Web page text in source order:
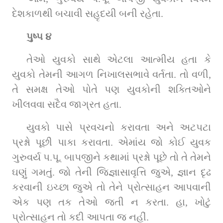
દેશકાળથી બચાવી સહૃદયી બની રહેતા.
પુષ્પ ૪
તેઓ યુવકો સાથે એટલા આત્મીય હતા કે
યુવકો તેમની આગળ નિખાલસભાવે વર્તતા. તો વળી,
તે સમક્ષ તેઓ પોતે પણ યુવકોની શક્તિઓને
ખીલવવા સદૈવ જાગ્રત હતા.
યુવકો પાસે પ્રવચનો કરાવતા અને અટપટા
પ્રશ્નો પૂછી પાકા કરાવતા. એમાંય જો કોઈ યુવક
ગુરુવર્ય પ.પૂ. બાપજીને કથામાં પ્રશ્નો પૂછે તો તે તેમને
ઘણું ગમતું. જો તેની જિજ્ઞાસાવૃત્તિ જુએ, જ્ઞાન દૃઢ
કરવાની ઇચ્છા જુએ તો તેને પ્રોત્સાહન આપવાની
એક પણ તક તેઓ જતી ન કરતા. હા, ખોટું
પ્રોત્સાહન તો કદી આપતા જ નહીં.